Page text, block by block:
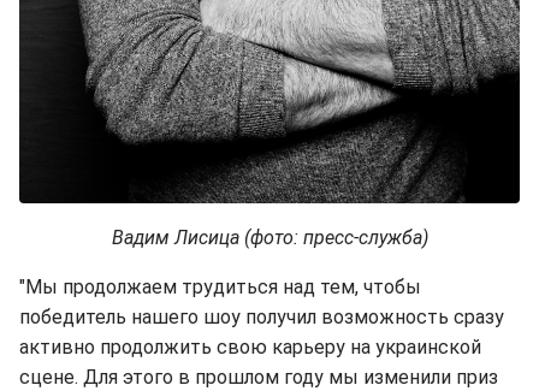
Вадим Лисица (фото: пресс-служба)
"Мы продолжаем трудиться над тем, чтобы
победитель нашего шоу получил возможность сразу
активно продолжить свою карьеру на украинской
сцене. Для этого в прошлом году мы изменили приз